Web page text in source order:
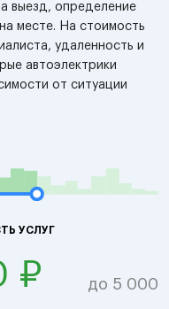
выезд, определение
месте. На стоимость
удаленность и
автоэлектрики
от ситуации
УСЛУГ
₽ до 5 000